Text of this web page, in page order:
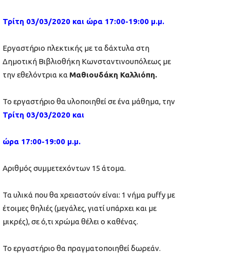
Τρίτη 03/03/2020 και ώρα 17:00-19:00 μ.μ.
Eργαστήριο πλεκτικής με τα δάχτυλα στη
Δημοτική Βιβλιοθήκη Κωνσταντινουπόλεως με
τηνεθελόντρια κα Μαθιουδάκη Καλλιόπη.
Το εργαστήριο θα υλοποιηθεί σε ένα μάθημα, την
Τρίτη 03/03/2020 και
ώρα 17:00-19:00 μ.μ.
Αριθμός συμμετεχόντων 15 άτομα.
Τα υλικά που θα χρειαστούν είναι: 1 νήμα puffy με
έτοιμες θηλιές (μεγάλες, γιατί υπάρχει και με
μικρές), σε ό,τι χρώμα θέλει ο καθένας.
Το εργαστήριο θα πραγματοποιηθεί δωρεάν.